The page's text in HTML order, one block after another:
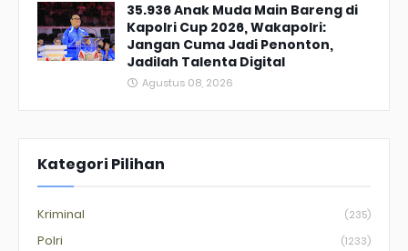
35.936 Anak Muda Main Bareng di
Kapolri Cup 2026, Wakapolri:
Jangan Cuma Jadi Penonton,
Jadilah Talenta Digital
Agustus 08, 2026
Kategori Pilihan
Kriminal (235)
Polri (1233)